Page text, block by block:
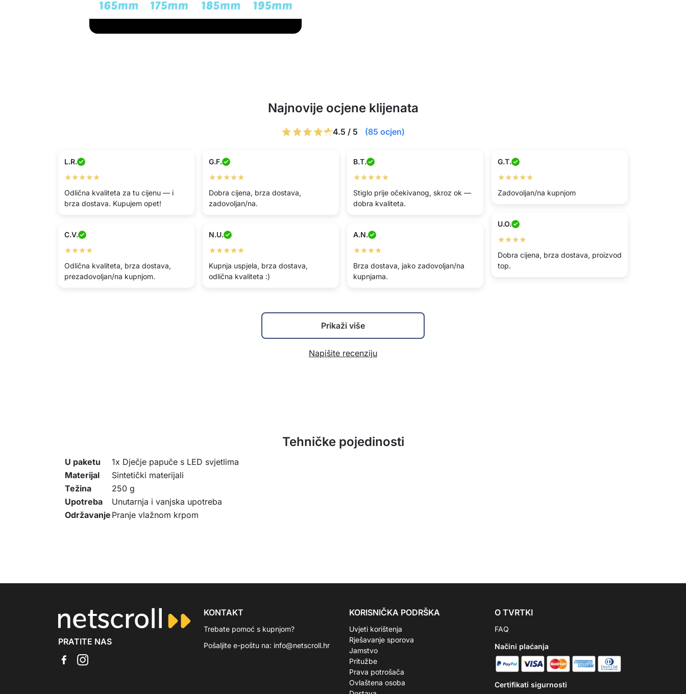
Najnovije ocjene klijenata
4.5 / 5 (85 ocjen)
L.R.
★★★★★
Odlična kvaliteta za tu cijenu — i
brza dostava. Kupujem opet!
G.F.
★★★★★
Dobra cijena, brza dostava,
zadovoljan/na.
B.T.
★★★★★
Stiglo prije očekivanog, skroz ok —
dobra kvaliteta.
G.T.
★★★★★
Zadovoljan/na kupnjom
U.O.
★★★★
Dobra cijena, brza dostava, proizvod
top.
C.V.
★★★★
Odlična kvaliteta, brza dostava,
prezadovoljan/na kupnjom.
N.U.
★★★★★
Kupnja uspjela, brza dostava,
odlična kvaliteta :)
A.N.
★★★★
Brza dostava, jako zadovoljan/na
kupnjama.
Prikaži više
Napišite recenziju
Tehničke pojedinosti
U paketu
1x Dječje papuče s LED svjetlima
Materijal
Sintetički materijali
Težina
250 g
Upotreba
Unutarnja i vanjska upotreba
Održavanje Pranje vlažnom krpom
PRATITE NAS
KONTAKT
Trebate pomoć s kupnjom?
Pošaljite e-poštu na: info@netscroll.hr
KORISNIČKA PODRŠKA
Uvjeti korištenja
Rješavanje sporova
Jamstvo
Pritužbe
Prava potrošača
Ovlaštena osoba
O TVRTKI
FAQ
Načini plaćanja
Certifikati sigurnosti